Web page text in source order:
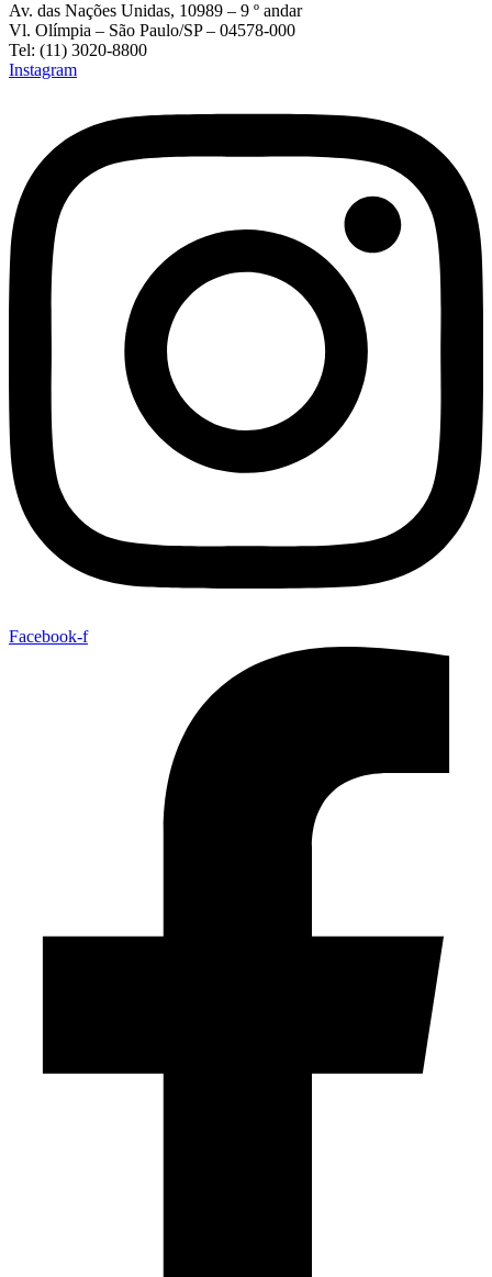
Av. das Nações Unidas, 10989 – 9 º andar
Vl. Olímpia – São Paulo/SP – 04578-000
Tel: (11) 3020-8800
Instagram
Facebook-f